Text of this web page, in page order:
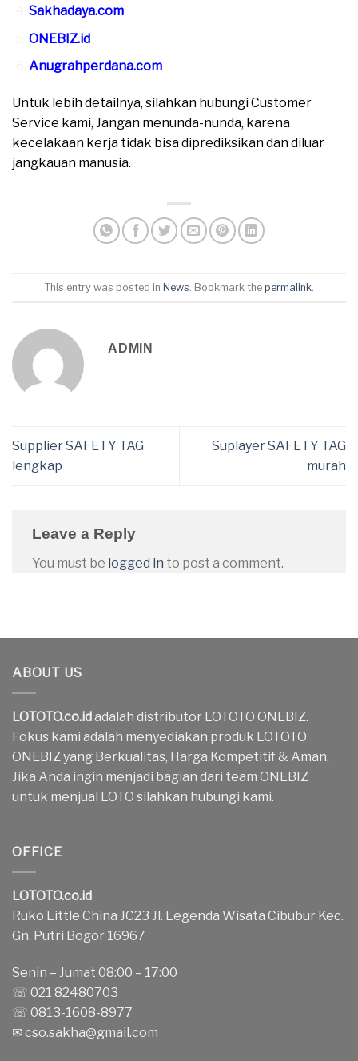
Sakhadaya.com
ONEBIZ.id
Anugrahperdana.com
Untuk lebih detailnya, silahkan hubungi Customer
Service kami, Jangan menunda-nunda, karena
kecelakaan kerja tidak bisa diprediksikan dan diluar
jangkauan manusia.
This entry was posted in News . Bookmark the permalink
ADMIN
Supplier SAFETY TAG
lengkap
Suplayer SAFETY TAG
murah
Leave a Reply
You must be logged in to post a comment.
ABOUT US
LOTOTO.co.idadalah distributor LOTOTO ONEBIZ.
Fokus kami adalah menyediakan produk LOTOTO
ONEBIZ yang Berkualitas, Harga Kompetitif & Aman.
Jika Anda ingin menjadi bagian dari team ONEBIZ
untuk menjual LOTO silahkan hubungi kami.
OFFICE
LOTOTO.co.id
Ruko Little China JC23 Jl. Legenda Wisata Cibubur Kec.
Gn. Putri Bogor 16967
Senin – Jumat 08:00 – 17:00
☏ 021 82480703
☏ 0813-1608-8977
✉cso.sakha@gmail.com